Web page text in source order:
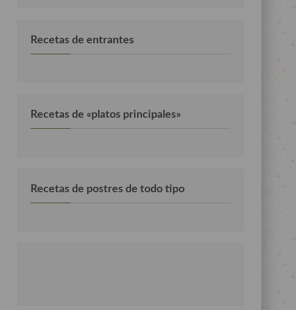
Recetas de entrantes
Recetas de «platos principales»
Recetas de postres de todo tipo